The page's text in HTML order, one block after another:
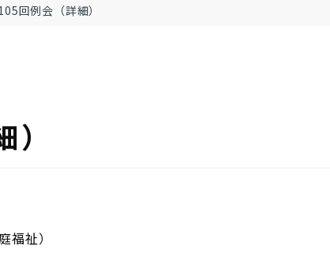
回例会（詳細）
福祉）